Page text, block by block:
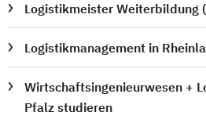
Logistikmeister Weiterbildung
Logistikmanagement in
Wirtschaftsingenieurwesen +
Pfalz studieren